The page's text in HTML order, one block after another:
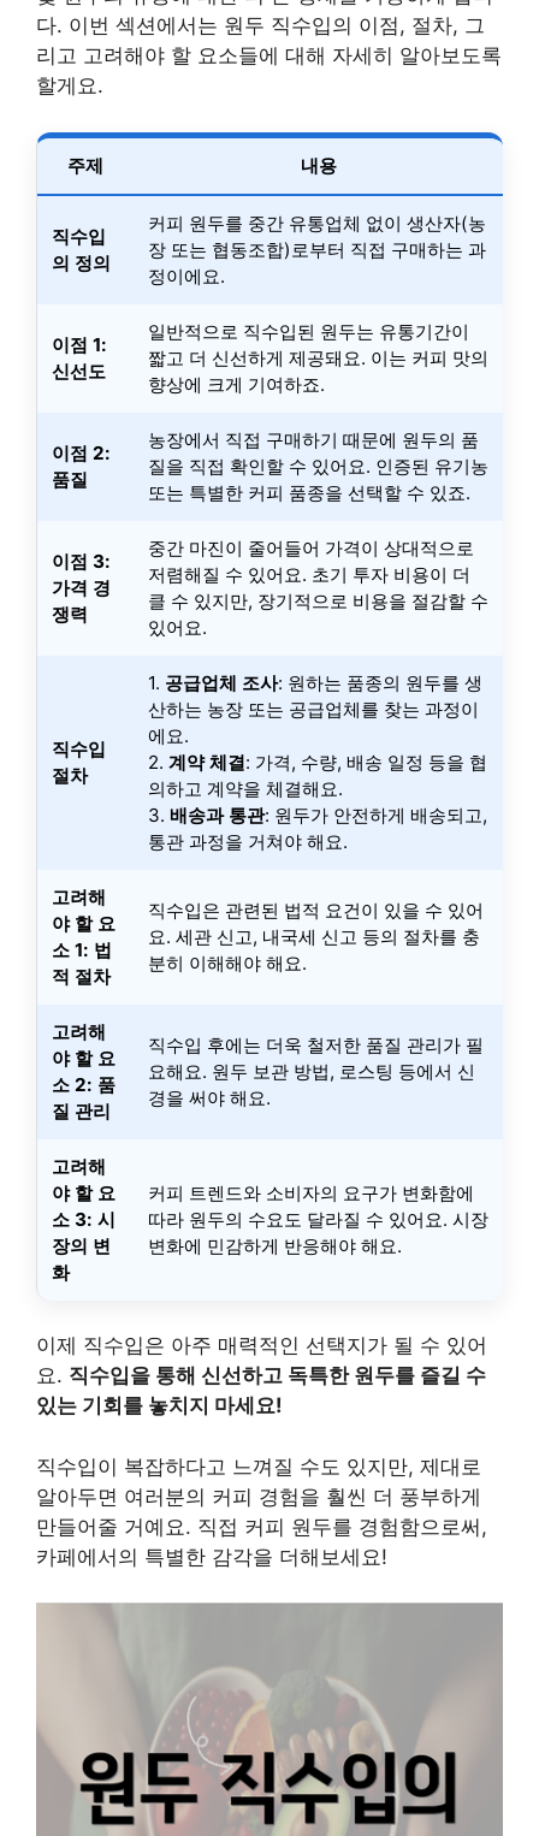
다. 이번 섹션에서는 원두 직수입의 이점, 절차, 그
리고 고려해야 할 요소들에 대해 자세히 알아보도록
할게요.
주제 내용
직수입
의 정의
커피 원두를 중간 유통업체 없이 생산자(농
장 또는 협동조합)로부터 직접 구매하는 과
정이에요.
이점 1:
신선도
일반적으로 직수입된 원두는 유통기간이
짧고 더 신선하게 제공돼요. 이는 커피 맛의
향상에 크게 기여하죠.
이점 2:
품질
농장에서 직접 구매하기 때문에 원두의 품
질을 직접 확인할 수 있어요. 인증된 유기농
또는 특별한 커피 품종을 선택할 수 있죠.
이점 3:
가격 경
쟁력
중간 마진이 줄어들어 가격이 상대적으로
저렴해질 수 있어요. 초기 투자 비용이 더
클 수 있지만, 장기적으로 비용을 절감할 수
있어요.
직수입
절차
1. 공급업체 조사: 원하는 품종의 원두를 생
산하는 농장 또는 공급업체를 찾는 과정이
에요.
2. 계약 체결: 가격, 수량, 배송 일정 등을 협
의하고 계약을 체결해요.
3. 배송과 통관: 원두가 안전하게 배송되고,
통관 과정을 거쳐야 해요.
고려해
야 할 요
소 1: 법
적 절차
직수입은 관련된 법적 요건이 있을 수 있어
요. 세관 신고, 내국세 신고 등의 절차를 충
분히 이해해야 해요.
고려해
야 할 요
소 2: 품
질 관리
직수입 후에는 더욱 철저한 품질 관리가 필
요해요. 원두 보관 방법, 로스팅 등에서 신
경을 써야 해요.
고려해
야 할 요
소 3: 시
장의 변
화
커피 트렌드와 소비자의 요구가 변화함에
따라 원두의 수요도 달라질 수 있어요. 시장
변화에 민감하게 반응해야 해요.
이제 직수입은 아주 매력적인 선택지가 될 수 있어
요. 직수입을 통해 신선하고 독특한 원두를 즐길 수
있는 기회를 놓치지 마세요!
직수입이 복잡하다고 느껴질 수도 있지만, 제대로
알아두면 여러분의 커피 경험을 훨씬 더 풍부하게
만들어줄 거예요. 직접 커피 원두를 경험함으로써,
카페에서의 특별한 감각을 더해보세요!